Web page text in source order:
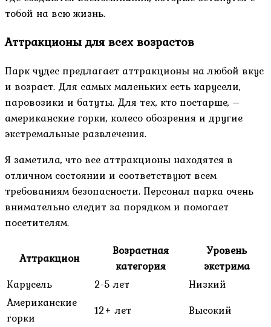
тобой на всю жизнь.
Аттракционы для всех возрастов
Парк чудес предлагает аттракционы на любой вкус
и возраст. Для самых маленьких есть карусели,
паровозики и батуты. Для тех, кто постарше, –
американские горки, колесо обозрения и другие
экстремальные развлечения.
Я заметила, что все аттракционы находятся в
отличном состоянии и соответствуют всем
требованиям безопасности. Персонал парка очень
внимательно следит за порядком и помогает
посетителям.
Аттракцион
Возрастная
категория
Уровень
экстрима
Карусель
2-5 лет
Низкий
Американские
горки
12+ лет
Высокий